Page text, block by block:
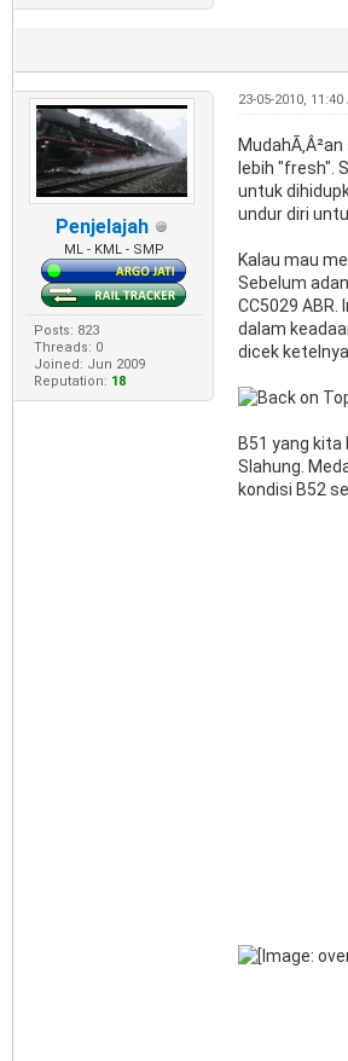
Penjelajah
ML - KML - SMP
Posts: 823
Threads: 0
Joined: Jun 2009
Reputation: 18
23-05-2010, 11:40
lebih "fresh".
untuk
undur diri
Kalau mau
Sebelum
CC5029
dalam
dicek
B51 yang
Slahung.
kondisi B52